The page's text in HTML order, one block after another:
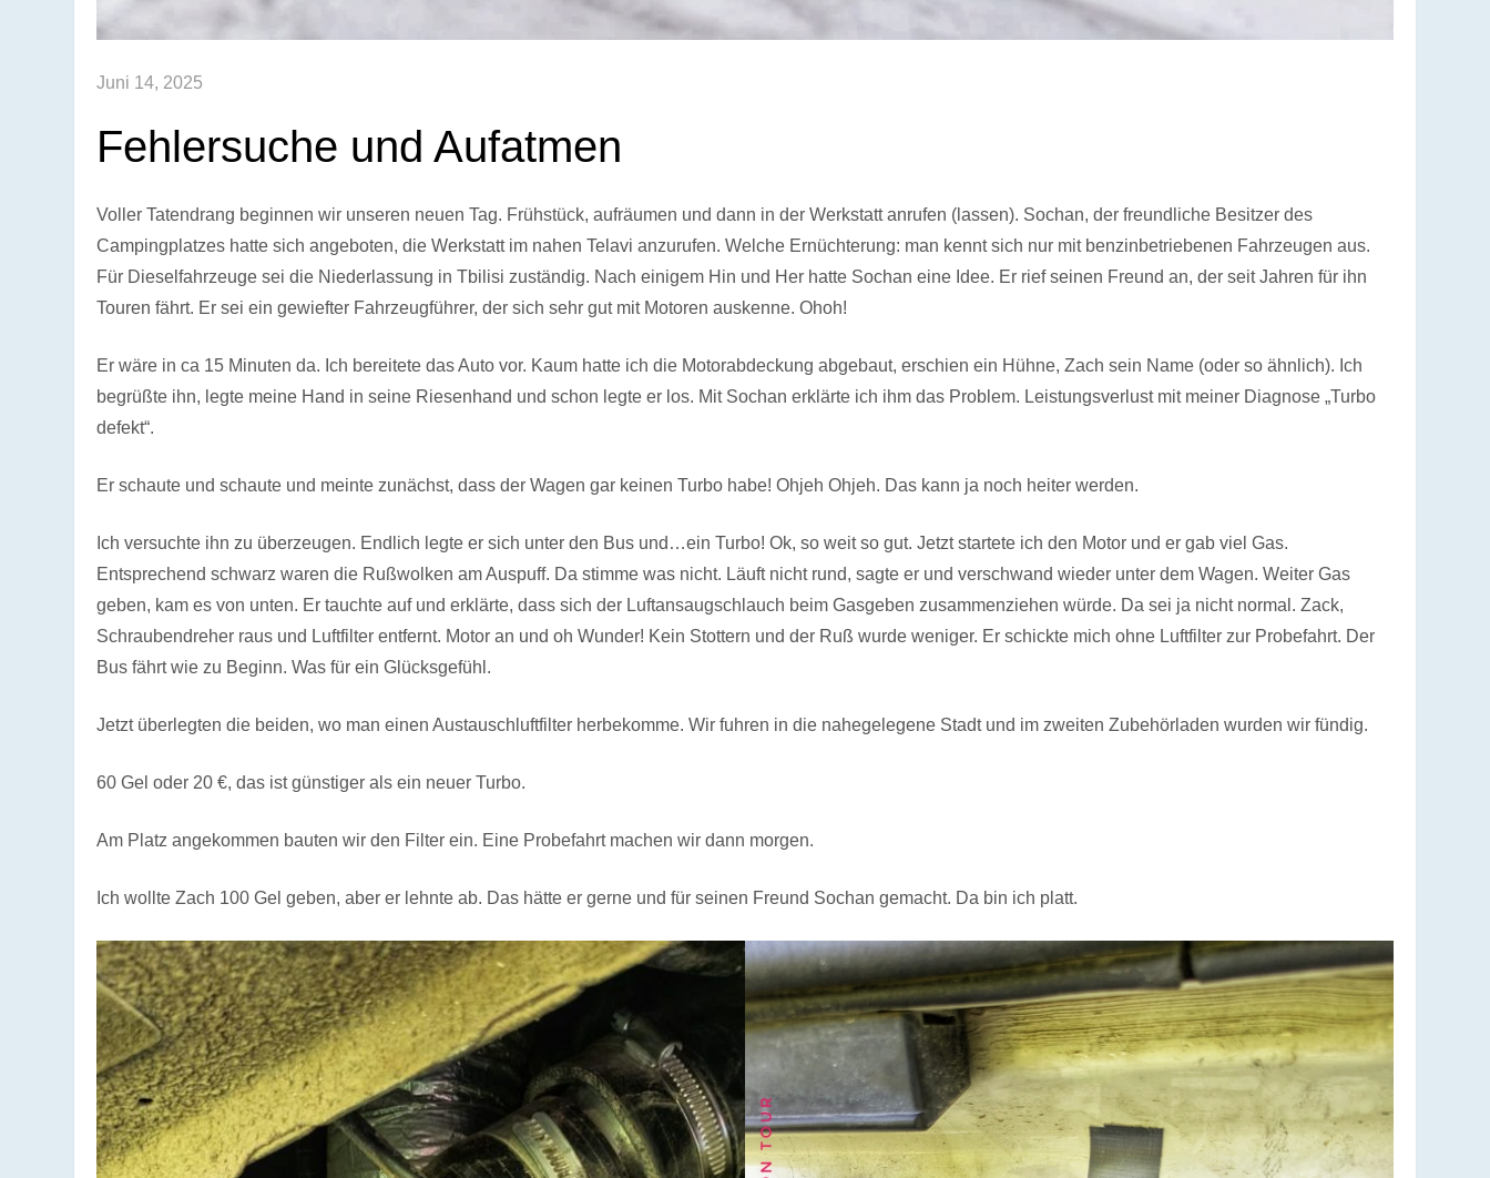
Juni 14, 2025
Fehlersuche und Aufatmen
Voller Tatendrang beginnen wir unseren neuen Tag. Frühstück, aufräumen und dann in der Werkstatt anrufen (lassen). Sochan, der freundliche Besitzer des
Campingplatzes hatte sich angeboten, die Werkstatt im nahen Telavi anzurufen. Welche Ernüchterung: man kennt sich nur mit benzinbetriebenen Fahrzeugen aus.
Für Dieselfahrzeuge sei die Niederlassung in Tbilisi zuständig. Nach einigem Hin und Her hatte Sochan eine Idee. Er rief seinen Freund an, der seit Jahren für ihn
Touren fährt. Er sei ein gewiefter Fahrzeugführer, der sich sehr gut mit Motoren auskenne. Ohoh!
Er wäre in ca 15 Minuten da. Ich bereitete das Auto vor. Kaum hatte ich die Motorabdeckung abgebaut, erschien ein Hühne, Zach sein Name (oder so ähnlich). Ich
begrüßte ihn, legte meine Hand in seine Riesenhand und schon legte er los. Mit Sochan erklärte ich ihm das Problem. Leistungsverlust mit meiner Diagnose „Turbo
defekt“.
Er schaute und schaute und meinte zunächst, dass der Wagen gar keinen Turbo habe! Ohjeh Ohjeh. Das kann ja noch heiter werden.
Ich versuchte ihn zu überzeugen. Endlich legte er sich unter den Bus und…ein Turbo! Ok, so weit so gut. Jetzt startete ich den Motor und er gab viel Gas.
Entsprechend schwarz waren die Rußwolken am Auspuff. Da stimme was nicht. Läuft nicht rund, sagte er und verschwand wieder unter dem Wagen. Weiter Gas
geben, kam es von unten. Er tauchte auf und erklärte, dass sich der Luftansaugschlauch beim Gasgeben zusammenziehen würde. Da sei ja nicht normal. Zack,
Schraubendreher raus und Luftfilter entfernt. Motor an und oh Wunder! Kein Stottern und der Ruß wurde weniger. Er schickte mich ohne Luftfilter zur Probefahrt. Der
Bus fährt wie zu Beginn. Was für ein Glücksgefühl.
Jetzt überlegten die beiden, wo man einen Austauschluftfilter herbekomme. Wir fuhren in die nahegelegene Stadt und im zweiten Zubehörladen wurden wir fündig.
60 Gel oder 20 €, das ist günstiger als ein neuer Turbo.
Am Platz angekommen bauten wir den Filter ein. Eine Probefahrt machen wir dann morgen.
Ich wollte Zach 100 Gel geben, aber er lehnte ab. Das hätte er gerne und für seinen Freund Sochan gemacht. Da bin ich platt.